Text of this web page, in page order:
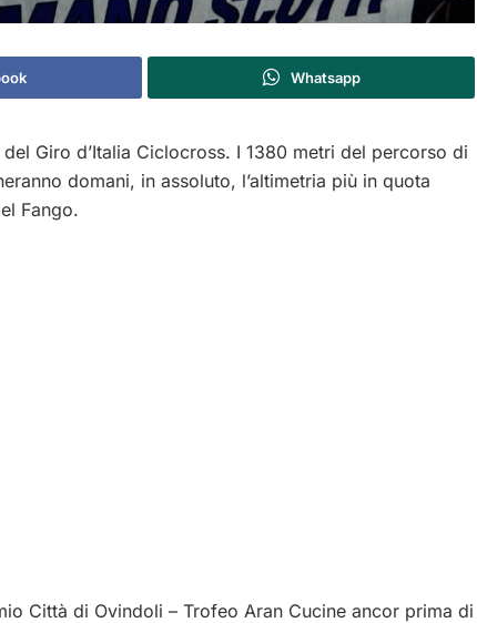
Whatsapp
Giro d’Italia Ciclocross. I 1380 metri del percorso di
domani, in assoluto, l’altimetria più in quota
Fango.
Città di Ovindoli – Trofeo Aran Cucine ancor prima di